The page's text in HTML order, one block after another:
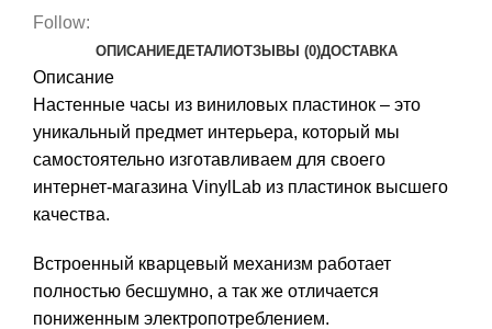
Follow:
ОПИСАНИЕДЕТАЛИОТЗЫВЫ (0)ДОСТАВКА
Описание
Настенные часы из виниловых пластинок – это
уникальный предмет интерьера, который мы
самостоятельно изготавливаем для своего
интернет-магазина VinylLab из пластинок высшего
качества.
Встроенный кварцевый механизм работает
полностью бесшумно, а так же отличается
пониженным электропотреблением.